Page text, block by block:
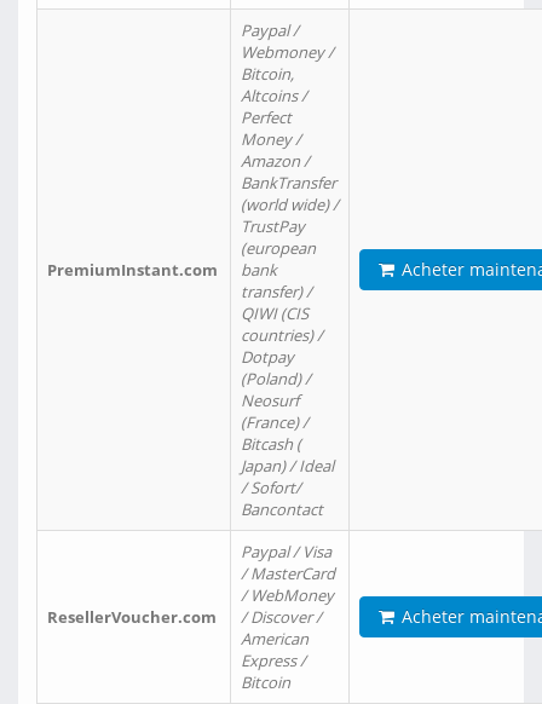
PremiumInstant.com
Paypal /
Webmoney /
Bitcoin,
Altcoins /
Perfect
Money /
Amazon /
BankTransfer
(world wide) /
TrustPay
(european
bank
transfer) /
QIWI (CIS
countries) /
Dotpay
(Poland) /
Neosurf
(France) /
Bitcash (
Japan) / Ideal
/ Sofort/
Bancontact
Acheter
ResellerVoucher.com
Paypal / Visa
/ MasterCard
/ WebMoney
/ Discover /
American
Express /
Bitcoin
Acheter